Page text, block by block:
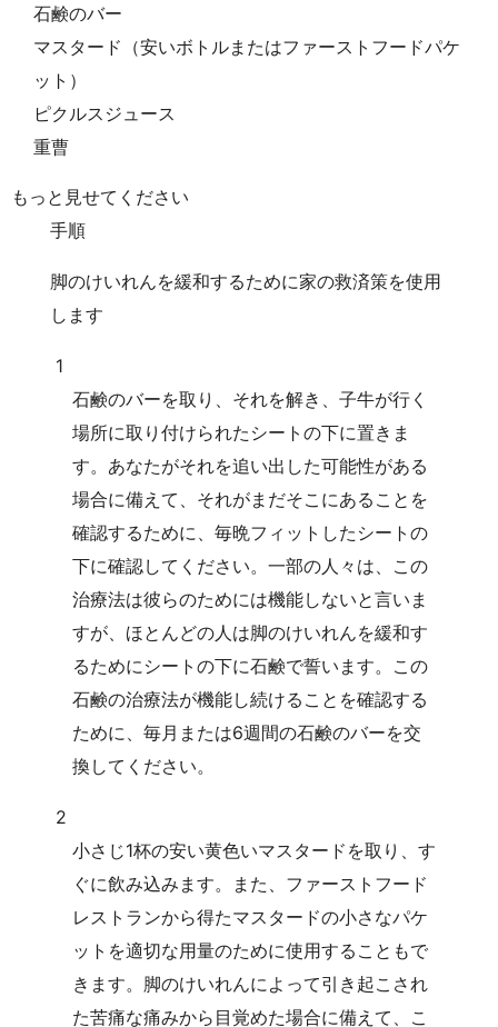
石鹸のバー
マスタード（安いボトルまたはファーストフードパケ
ット）
ピクルスジュース
重曹
もっと見せてください
手順
脚のけいれんを緩和するために家の救済策を使用
します
1
石鹸のバーを取り、それを解き、子牛が行く
場所に取り付けられたシートの下に置きま
す。あなたがそれを追い出した可能性がある
場合に備えて、それがまだそこにあることを
確認するために、毎晩フィットしたシートの
下に確認してください。一部の人々は、この
治療法は彼らのためには機能しないと言いま
すが、ほとんどの人は脚のけいれんを緩和す
るためにシートの下に石鹸で誓います。この
石鹸の治療法が機能し続けることを確認する
ために、毎月または6週間の石鹸のバーを交
換してください。
2
小さじ1杯の安い黄色いマスタードを取り、す
ぐに飲み込みます。また、ファーストフード
レストランから得たマスタードの小さなパケ
ットを適切な用量のために使用することもで
きます。脚のけいれんによって引き起こされ
た苦痛な痛みから目覚めた場合に備えて、こ